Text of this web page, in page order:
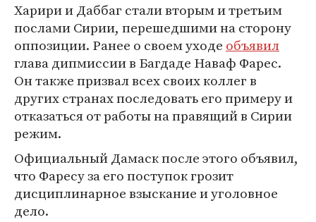
Харири и Даббаг стали вторым и третьим
послами Сирии, перешедшими на сторону
оппозиции. Ранее о своем уходе объявил
глава дипмиссии в Багдаде Наваф Фарес.
Он также призвал всех своих коллег в
других странах последовать его примеру и
отказаться от работы на правящий в Сирии
режим.
Официальный Дамаск после этого объявил,
что Фаресу за его поступок грозит
дисциплинарное взыскание и уголовное
дело.